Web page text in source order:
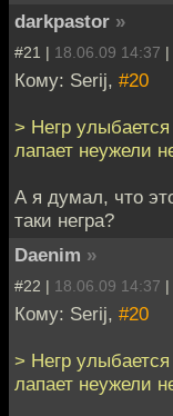
darkpastor »
#21 | 18.06.09 14:37 |
Кому: Serij, #20
> Негр
лапает неужели
А я думал, что
таки негра?
Daenim »
#22 | 18.06.09 14:37 |
Кому: Serij, #20
> Негр
лапает неужели